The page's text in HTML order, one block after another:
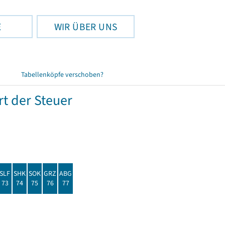
WIR ÜBER UNS
Tabellenköpfe verschoben?
der Steuer
SLF
73
SHK
74
SOK
75
GRZ
76
ABG
77